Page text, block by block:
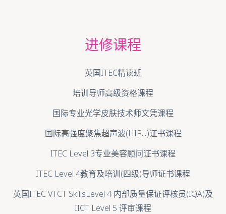
进修课程
英国ITEC精读班
培训导师高级资格课程
国际专业光学皮肤技术师文凭课程
国际高强度聚焦超声波(HIFU)证书课程
ITEC Level 3专业美容顾问证书课程
ITEC Level 4教育及培训(四级)导师证书课程
英国ITEC VTCT SkillsLevel 4 内部质量保证评核员(IQA)及
IICT Level 5 评审课程